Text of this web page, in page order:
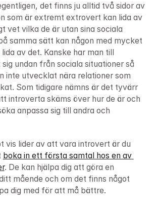
det finns ju alltid två sidor av
som är extremt extrovert kan lida av
vet vilka de är utan sina sociala
samma sätt kan någon med mycket
av det. Kanske har man till
undan från sociala situationer så
inte utvecklat nära relationer som
Som tidigare nämns är det tyvärr
introverta skäms över hur de är och
anpassa sig till andra och
vis lider av att vara introvert är du
boka in ett första samtal hos en av
. De kan hjälpa dig att göra en
mående och om det finns något
dig med för att må bättre.